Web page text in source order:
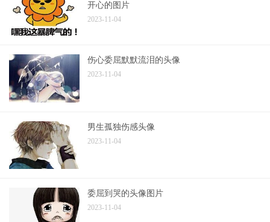
开心的图片
2023-11-04
伤心委屈默默流泪的头像
2023-11-04
男生孤独伤感头像
2023-11-04
委屈到哭的头像图片
2023-11-04